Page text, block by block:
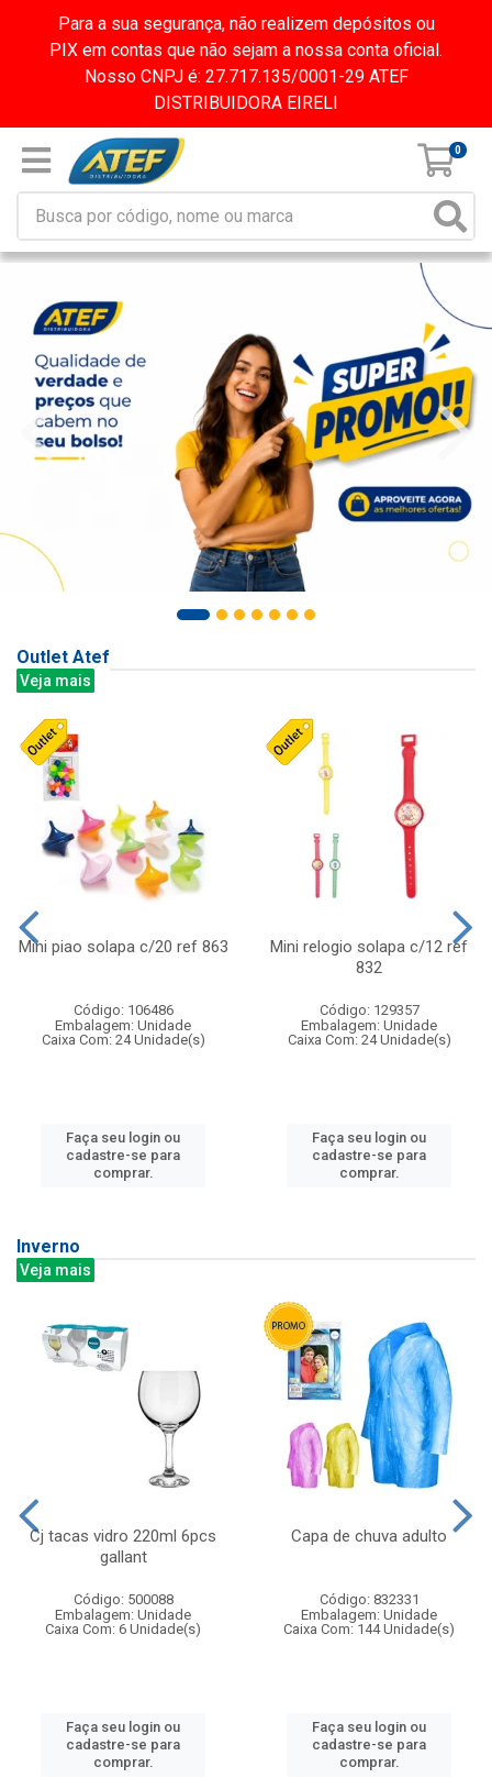
Para a sua segurança, não realizem depósitos ou
PIX em contas que não sejam a nossa conta oficial.
Nosso CNPJ é: 27.717.135/0001-29 ATEF
DISTRIBUIDORA EIRELI
0
Outlet Atef
Veja mais
Mini piao solapa c/20 ref 863
Código: 106486
Embalagem: Unidade
Caixa Com: 24 Unidade(s)
Faça seu login ou
cadastre-se para
comprar.
Mini relogio solapa c/12 ref
832
Código: 129357
Embalagem: Unidade
Caixa Com: 24 Unidade(s)
Faça seu login ou
cadastre-se para
comprar.
Inverno
Veja mais
Cj tacas vidro 220ml 6pcs
gallant
Código: 500088
Embalagem: Unidade
Caixa Com: 6 Unidade(s)
Faça seu login ou
cadastre-se para
comprar.
Capa de chuva adulto
Código: 832331
Embalagem: Unidade
Caixa Com: 144 Unidade(s)
Faça seu login ou
cadastre-se para
comprar.